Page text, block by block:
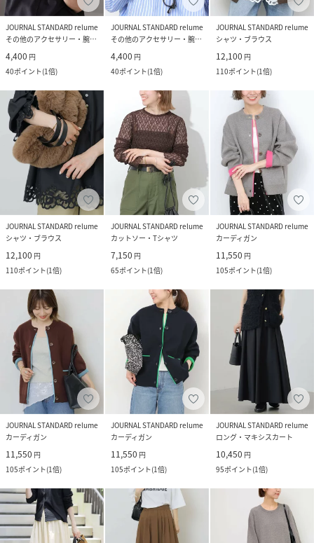
JOURNAL STANDARD relume
その他のアクセサリー・腕時計
4,400 円
40ポイント(1倍)
JOURNAL STANDARD relume
その他のアクセサリー・腕時計
4,400 円
40ポイント(1倍)
JOURNAL STANDARD relume
シャツ・ブラウス
12,100 円
110ポイント(1倍)
JOURNAL STANDARD relume
シャツ・ブラウス
12,100 円
110ポイント(1倍)
JOURNAL STANDARD relume
カットソー・Tシャツ
7,150 円
65ポイント(1倍)
JOURNAL STANDARD relume
カーディガン
11,550 円
105ポイント(1倍)
JOURNAL STANDARD relume
カーディガン
11,550 円
105ポイント(1倍)
JOURNAL STANDARD relume
カーディガン
11,550 円
105ポイント(1倍)
JOURNAL STANDARD relume
ロング・マキシスカート
10,450 円
95ポイント(1倍)